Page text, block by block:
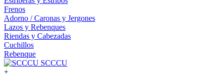
Frenos
Adorno / Caronas y Jergones
Lazos y Rebenques
Riendas y Cabezadas
Cuchillos
Rebenque
SCCCU
+